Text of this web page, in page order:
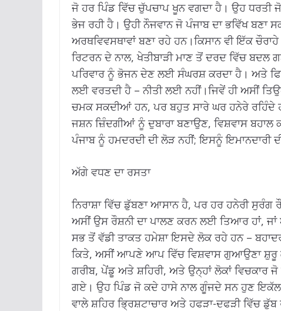
ਜੋ ਹਰ ਪਿੰਡ ਵਿੱਚ ਚੁੱਪਚਾਪ ਖੂਨ ਵਗਦਾ ਹੈ। ਉਹ
ਭੇਜ ਰਹੀ ਹੈ। ਉਹੀ ਨੌਜਵਾਨ ਜੋ ਪੰਜਾਬ ਦਾ ਭਵਿੱਖ
ਅਰਥਵਿਵਸਥਾਵਾਂ ਬਣਾ ਰਹੇ ਹਨ।ਕਿਸਾਨ ਵੀ ਇੱਕ
ਰਿਟਰਨ ਦੇ ਨਾਲ, ਖੇਤੀਬਾੜੀ ਮਾਣ ਤੋਂ ਦਰਦ ਵਿੱਚ
ਪਰਿਵਾਰ ਨੂੰ ਭੋਜਨ ਦੇਣ ਲਈ ਸੰਘਰਸ਼ ਕਰਦਾ ਹੈ। ਅਤੇ
ਲਈ ਵਰਤਦੀ ਹੈ – ਨੀਤੀ ਲਈ ਨਹੀਂ।ਜਿਵੇਂ ਹੀ ਅਸੀਂ
ਚਮਕ ਸਕਦੀਆਂ ਹਨ, ਪਰ ਬਹੁਤ ਸਾਰੇ ਘਰ ਹਨੇਰੇ ਰਹਿੰਦੇ
ਜਸ਼ਨ ਜ਼ਿੰਦਗੀਆਂ ਨੂੰ ਦੁਬਾਰਾ ਬਣਾਉਣ, ਵਿਸ਼ਵਾਸ
ਪੰਜਾਬ ਨੂੰ ਹਮਦਰਦੀ ਦੀ ਲੋੜ ਨਹੀਂ; ਇਸਨੂੰ ਇਮਾਨਦਾਰੀ
ਅੱਗੇ ਵਧਣ ਦਾ ਰਸਤਾ
ਨਿਰਾਸ਼ਾ ਵਿੱਚ ਡੁੱਬਣਾ ਆਸਾਨ ਹੈ, ਪਰ ਹਰ ਹਨੇਰੀ ਸੁਰੰਗ
ਅਸੀਂ ਉਸ ਰੌਸ਼ਨੀ ਦਾ ਪਾਲਣ ਕਰਨ ਲਈ ਤਿਆਰ ਹਾਂ, ਜਾਂ
ਸਭ ਤੋਂ ਵੱਡੀ ਤਾਕਤ ਹਮੇਸ਼ਾ ਇਸਦੇ ਲੋਕ ਰਹੇ ਹਨ –
ਕਿਤੇ, ਅਸੀਂ ਆਪਣੇ ਆਪ ਵਿੱਚ ਵਿਸ਼ਵਾਸ ਗੁਆਉਣਾ ਸ਼ੁਰੂ
ਗਰੀਬ, ਪੇਂਡੂ ਅਤੇ ਸ਼ਹਿਰੀ, ਅਤੇ ਉਨ੍ਹਾਂ ਲੋਕਾਂ ਵਿਚਕਾਰ
ਗਏ। ਉਹ ਪਿੰਡ ਜੋ ਕਦੇ ਹਾਸੇ ਨਾਲ ਗੂੰਜਦੇ ਸਨ ਹੁਣ
ਵਾਲੇ ਸ਼ਹਿਰ ਭ੍ਰਿਸ਼ਟਾਚਾਰ ਅਤੇ ਹਫੜਾ-ਦਫੜੀ ਵਿੱਚ ਡੁੱਬ